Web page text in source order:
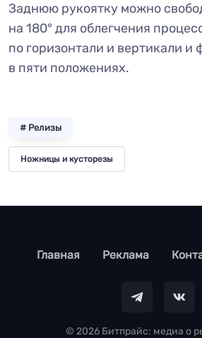
Заднюю рукоятку можно
на 180° для облегчения
по горизонтали и вертикали и
в пяти положениях.
# Релизы
Ножницы и кусторезы
footer
Главная Реклама
© 2026 Битпрайс: медиа о